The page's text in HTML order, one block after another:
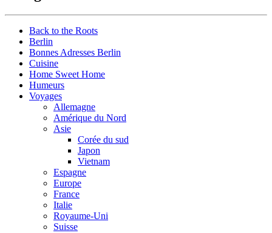
Back to the Roots
Berlin
Bonnes Adresses Berlin
Cuisine
Home Sweet Home
Humeurs
Voyages
Allemagne
Amérique du Nord
Asie
Corée du sud
Japon
Vietnam
Espagne
Europe
France
Italie
Royaume-Uni
Suisse